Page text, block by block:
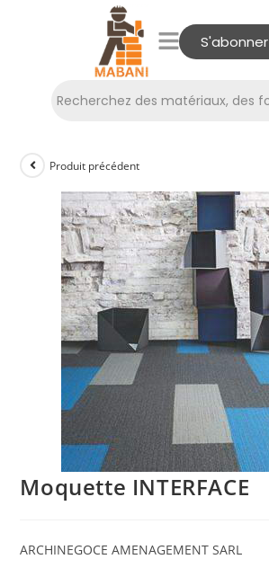
S'abonner
Produit précédent
Moquette INTERFACE
ARCHINEGOCE AMENAGEMENT SARL